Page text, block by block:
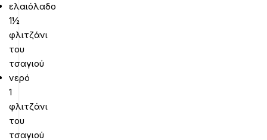
ελαιόλαδο
1½
φλιτζάνι
του
τσαγιού
νερό
1
φλιτζάνι
του
τσαγιού